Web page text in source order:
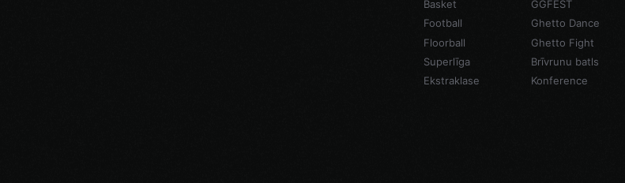
Basket
Football
Floorball
Superlīga
Ekstraklase
GGFEST
Ghetto Dance
Ghetto Fight
Brīvrunu batls
Konference